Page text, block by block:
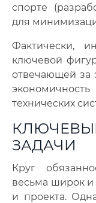
спорте
для
Фактически,
ключевой
отвечающей за
технических
ЗАДАЧИ
Круг
весьма широк и
и проекта.